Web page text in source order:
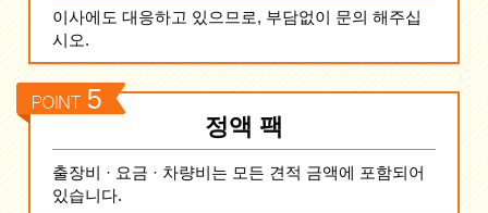
이사에도 대응하고 있으므로, 부담없이 문의 해주십
시오.
정액 팩
출장비 · 요금 · 차량비는 모든 견적 금액에 포함되어
있습니다.